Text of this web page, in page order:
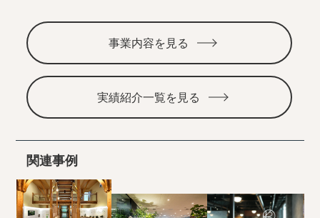
事業内容を見る
実績紹介一覧を見る
関連事例